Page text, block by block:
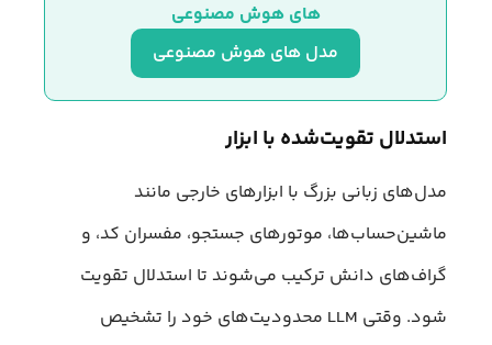
های هوش مصنوعی
مدل‌ های هوش مصنوعی
استدلال تقویت‌شده با ابزار
مدل‌های زبانی بزرگ با ابزارهای خارجی مانند
ماشین‌حساب‌ها، موتورهای جستجو، مفسران کد، و
گراف‌های دانش ترکیب می‌شوند تا استدلال تقویت
شود. وقتی LLM محدودیت‌های خود را تشخیص